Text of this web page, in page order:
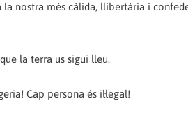
nostra més càlida, llibertària i
la terra us sigui lleu.
Cap persona és il·legal!